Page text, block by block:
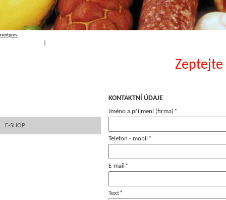
nextprev
KONTAKTNÍ ÚDAJE
Jméno a příjmení (firma) *
Telefon - mobil *
E-mail *
Text*
E-SHOP